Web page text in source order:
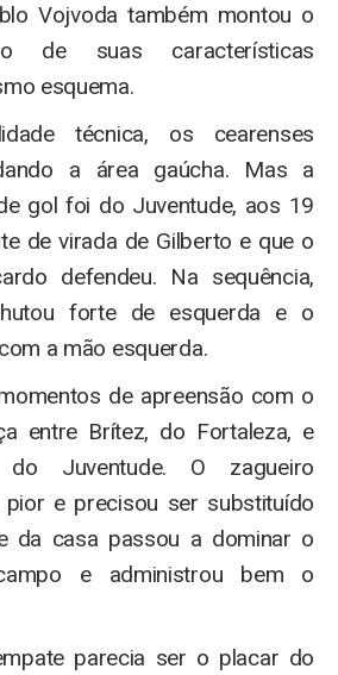
Vojvoda também montou o
de suas características
esquema.
técnica, os cearenses
a área gaúcha. Mas a
gol foi do Juventude, aos 19
de virada de Gilberto e que o
defendeu. Na sequência,
forte de esquerda e o
a mão esquerda.
de apreensão com o
entre Brítez, do Fortaleza, e
do Juventude. O zagueiro
pior e precisou ser substituído
da casa passou a dominar o
e administrou bem o
parecia ser o placar do